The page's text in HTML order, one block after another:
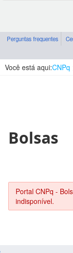
Perguntas frequentes
Você está aqui:CNPq
Bolsas
Portal CNPq -
indisponível.